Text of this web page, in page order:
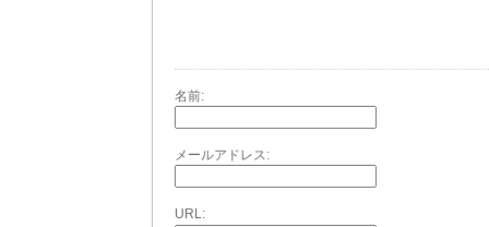
名前:
メールアドレス:
URL: